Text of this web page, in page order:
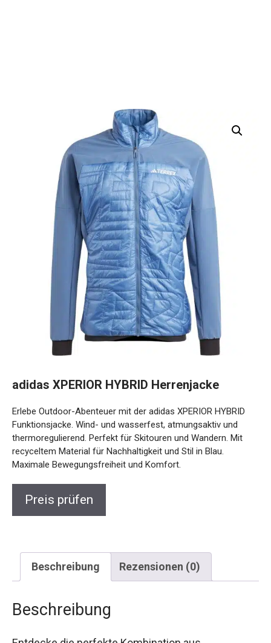
Funktionsjacke. Wind- und wasserfest, atmungsaktiv und
thermoregulierend. Perfekt für Skitouren und Wandern. Mit
recyceltem Material für Nachhaltigkeit und Stil in Blau.
Maximale Bewegungsfreiheit und Komfort.
Beschreibung Rezensionen (0)
Beschreibung